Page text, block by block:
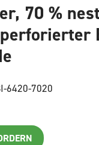
70 %
6420-7020